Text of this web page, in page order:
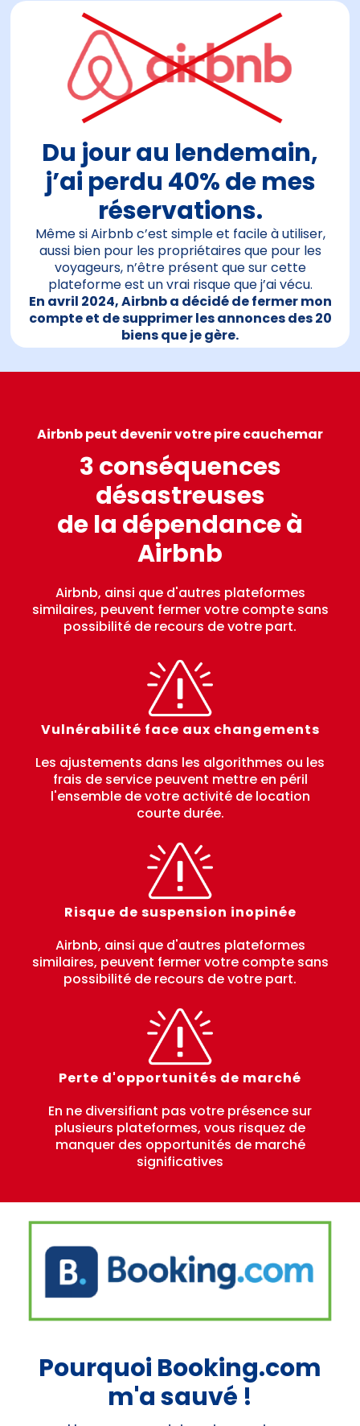
Du jour au lendemain,
j’ai perdu 40% de mes
réservations.
Même si Airbnb c’est simple et facile à utiliser,
aussi bien pour les propriétaires que pour les
voyageurs, n’être présent que sur cette
plateforme est un vrai risque que j’ai vécu.
En avril 2024, Airbnb a décidé de fermer mon
compte et de supprimer les annonces des 20
biens que je gère.
Airbnb peut devenir votre pire cauchemar
3 conséquences
désastreuses
de la dépendance à
Airbnb
Airbnb, ainsi que d'autres plateformes
similaires, peuvent fermer votre compte sans
possibilité de recours de votre part.
Vulnérabilité face aux changements
Les ajustements dans les algorithmes ou les
frais de service peuvent mettre en péril
l'ensemble de votre activité de location
courte durée.
Risque de suspension inopinée
Airbnb, ainsi que d'autres plateformes
similaires, peuvent fermer votre compte sans
possibilité de recours de votre part.
Perte d'opportunités de marché
En ne diversifiant pas votre présence sur
plusieurs plateformes, vous risquez de
manquer des opportunités de marché
significatives
Pourquoi Booking.com
m'a sauvé !